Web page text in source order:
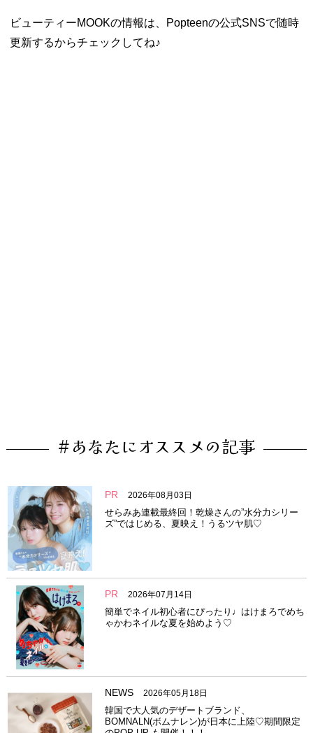
ビューティーMOOKの情報は、Popteenの公式SNSで随時
更新するからチェックしてね♪
#あなたにオススメの記事
PR 2026年08月03日
せらみあ連載最終回！乾燥さんの”水分力シリー
ズ”ではじめる、夏映え！うるツヤ肌♡
PR 2026年07月14日
簡単でネイル初心者にぴったり♩はけまろでめち
ゃかわネイルな夏を始めよう♡
NEWS 2026年05月18日
韓国で大人気のデザートブランド、
BOMNALN(ボムナレン)が日本に上陸♡期間限定